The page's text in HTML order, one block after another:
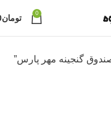
0 تومان
گنجینه مهر پارس”